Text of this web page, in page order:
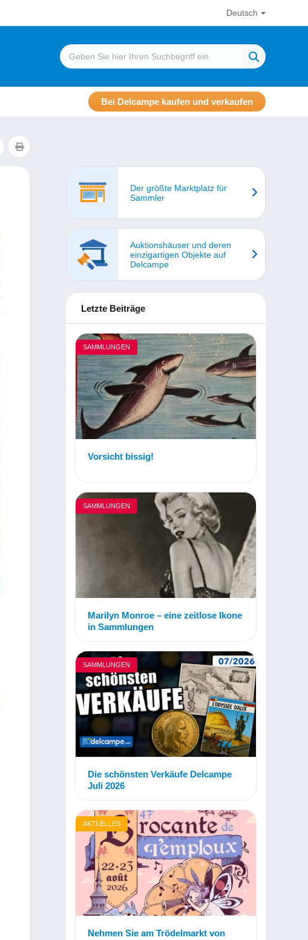
Deutsch
Bei Delcampe kaufen und verkaufen
Der größte Marktplatz für
Sammler
Auktionshäuser und deren
einzigartigen Objekte auf
Delcampe
Letzte Beiträge
SAMMLUNGEN
Vorsicht bissig!
SAMMLUNGEN
Marilyn Monroe – eine zeitlose Ikone
in Sammlungen
SAMMLUNGEN
Die schönsten Verkäufe Delcampe
Juli 2026
AKTUELLES
Nehmen Sie am Trödelmarkt von